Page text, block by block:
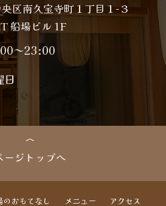
区南久宝寺町１丁目１−３
船場ビル 1F
～23:00
日
ージトップへ
のおもてなし メニュー アクセス